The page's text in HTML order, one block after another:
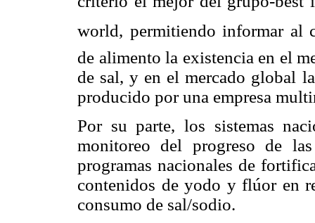
world, permitiendo informar al
de alimento la existencia en el
de sal, y en el mercado global
producido por una empresa
Por su parte, los sistemas
monitoreo del progreso de
programas nacionales de
contenidos de yodo y flúor en
consumo de sal/sodio.